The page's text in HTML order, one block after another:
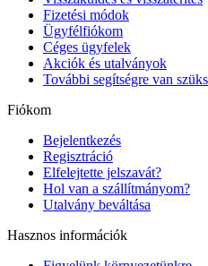
Fizetési módok
Ügyfélfiókom
Céges ügyfelek
Akciók és utalványok
További segítségre van
Fiókom
Bejelentkezés
Regisztráció
Elfelejtette jelszavát?
Hol van a szállítmányom?
Utalvány beváltása
Hasznos információk